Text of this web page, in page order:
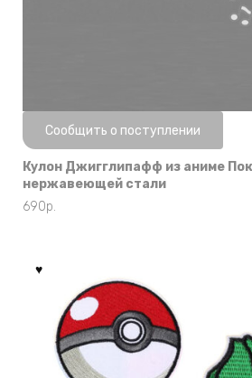
Нет в наличии
Сообщить о поступлении
Кулон Джигглипафф из аниме
нержавеющей стали
690р.